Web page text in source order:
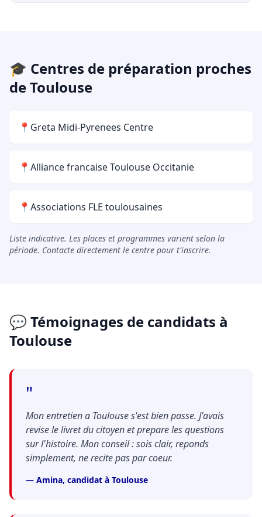
🎓 Centres de préparation proches
de Toulouse
📍 Greta Midi-Pyrenees Centre
📍 Alliance francaise Toulouse Occitanie
📍 Associations FLE toulousaines
Liste indicative. Les places et programmes varient selon la
période. Contacte directement le centre pour t'inscrire.
💬 Témoignages de candidats à
Toulouse
"
Mon entretien a Toulouse s'est bien passe. J'avais
revise le livret du citoyen et prepare les questions
sur l'histoire. Mon conseil : sois clair, reponds
simplement, ne recite pas par coeur.
— Amina, candidat à Toulouse